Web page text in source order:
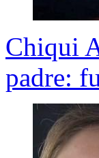
Chiqui
padre: